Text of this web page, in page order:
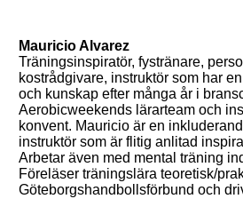
Mauricio Alvarez
Träningsinspiratör, fystränare,
kostrådgivare, instruktör som har
och kunskap efter många år i
Aerobicweekends lärarteam och
konvent. Mauricio är en
instruktör som är flitig anlitad
Arbetar även med mental träning
Föreläser träningslära teoretisk/
Göteborgshandbollsförbund och